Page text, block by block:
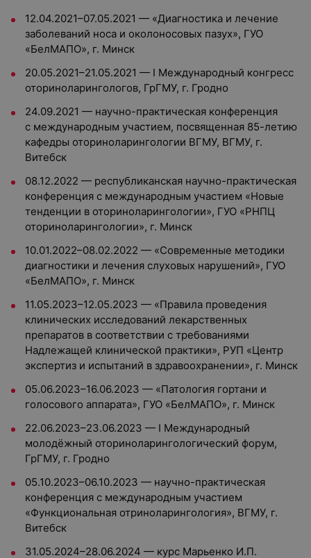
12.04.2021–07.05.2021 — «Диагностика и лечение
заболеваний носа и околоносовых пазух», ГУО
«БелМАПО», г. Минск
20.05.2021–21.05.2021 — I Международный конгресс
оториноларингологов, ГрГМУ, г. Гродно
24.09.2021 — научно-практическая конференция
с международным участием, посвященная 85-летию
кафедры оториноларингологии ВГМУ, ВГМУ, г.
Витебск
08.12.2022 — республиканская научно-практическая
конференция с международным участием «Новые
тенденции в оториноларингологии», ГУО «РНПЦ
оториноларингологии», г. Минск
10.01.2022–08.02.2022 — «Современные методики
диагностики и лечения слуховых нарушений», ГУО
«БелМАПО», г. Минск
11.05.2023–12.05.2023 — «Правила проведения
клинических исследований лекарственных
препаратов в соответствии с требованиями
Надлежащей клинической практики», РУП «Центр
экспертиз и испытаний в здравоохранении», г. Минск
05.06.2023–16.06.2023 — «Патология гортани и
голосового аппарата», ГУО «БелМАПО», г. Минск
22.06.2023–23.06.2023 — I Международный
молодёжный оториноларингологический форум,
ГрГМУ, г. Гродно
05.10.2023–06.10.2023 — научно-практическая
конференция с международным участием
«Функциональная отриноларингология», ВГМУ, г.
Витебск
31.05.2024–28.06.2024 — курс Марьенко И.П.